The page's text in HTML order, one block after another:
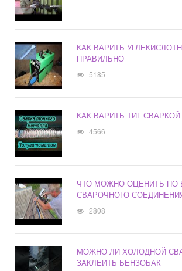
КАК ВАРИТЬ
ПРАВИЛЬНО
5185
КАК ВАРИТЬ ТИГ
4566
ЧТО МОЖНО ОЦЕНИТЬ ПО
СВАРОЧНОГО
2808
МОЖНО ЛИ ХОЛОДНОЙ
ЗАКЛЕИТЬ БЕНЗОБАК